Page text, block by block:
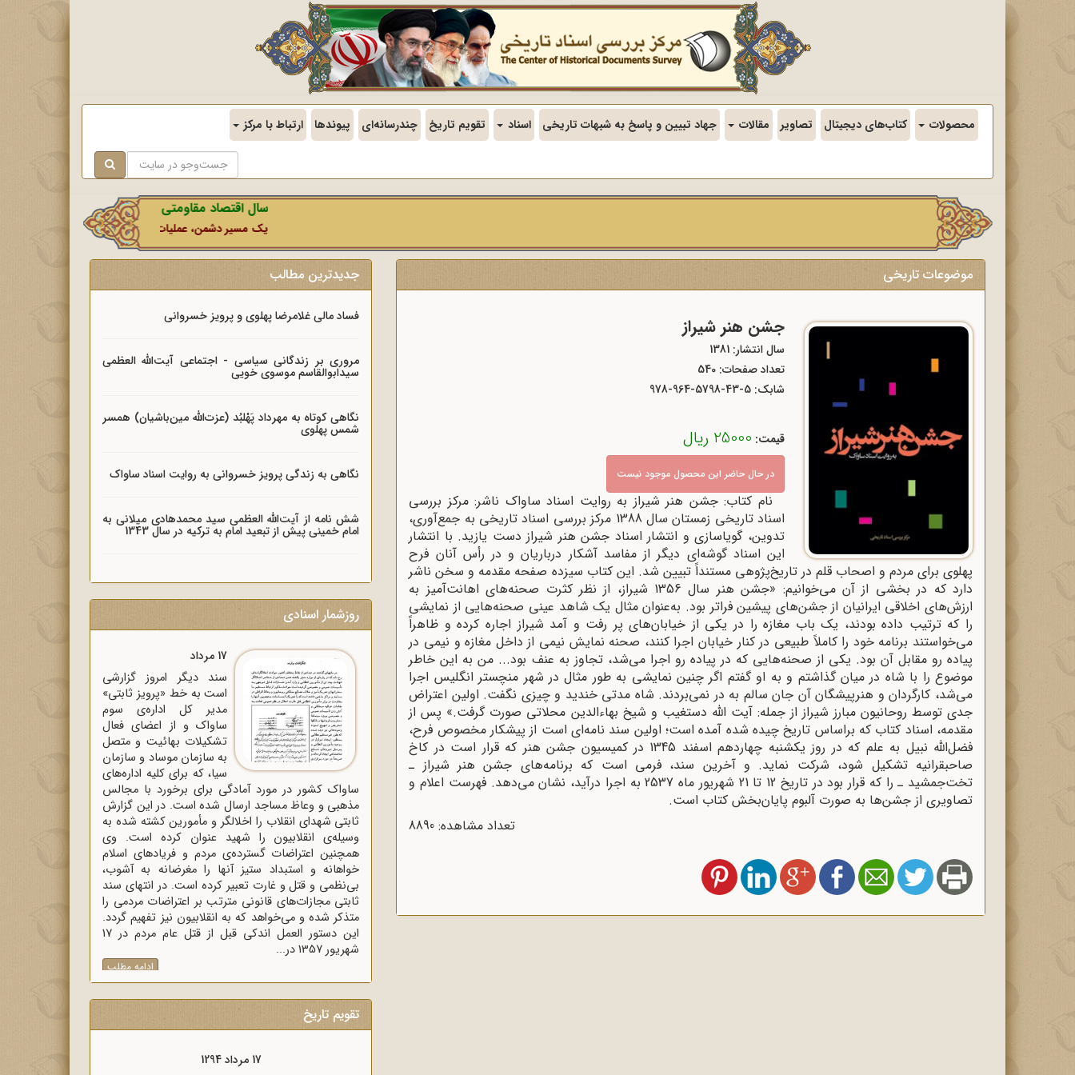
محصولات کتاب‌های دیجیتال تصاویر مقالات جهاد تبیین و پاسخ به شبهات تاریخی اسناد تقویم تاریخ چندرسانه‌ای پیوندها ارتباط با مرکز
سال اقتصاد مقاومتی در سایه وحدت ملی و امنیت
یک مسیر دشمن، عملیات رسانه‌ای او است که در این ایام
موضوعات تاریخی
جشن هنر شیراز
سال انتشار: 1381
تعداد صفحات: 540
شابک: 978-964-5798-43-5
قیمت: 25000 ریال
در حال حاضر این محصول موجود نیست
نام کتاب: جشن هنر شیراز به روایت اسناد ساواک ناشر: مرکز بررسی
اسناد تاریخی زمستان سال 1388 مرکز بررسی اسناد تاریخی به جمع‌آوری،
تدوین، گویاسازی و انتشار اسناد جشن هنر شیراز دست یازید. با انتشار
این اسناد گوشه‌ای دیگر از مفاسد آشکار درباریان و در رأس آنان فرح
پهلوی برای مردم و اصحاب قلم در تاریخ‌پژوهی مستنداً تبیین شد. این کتاب سیزده صفحه مقدمه و سخن ناشر
دارد که در بخشی از آن می‌خوانیم: «جشن هنر سال 1356 شیراز، از نظر کثرت صحنه‌های اهانت‌آمیز به
ارزش‌های اخلاقی ایرانیان از جشن‌های پیشین فراتر بود. به‌عنوان مثال یک شاهد عینی صحنه‌هایی از نمایشی
را که ترتیب داده بودند، یک باب مغازه را در یکی از خیابان‌های پر رفت و آمد شیراز اجاره کرده و ظاهراً
می‌خواستند برنامه خود را کاملاً طبیعی در کنار خیابان اجرا کنند، صحنه نمایش نیمی از داخل مغازه و نیمی در
پیاده ‌رو مقابل آن بود. یکی از صحنه‌هایی که در پیاده‌ رو اجرا می‌شد، تجاوز به عنف بود... من به این خاطر
موضوع را با شاه در میان گذاشتم و به او گفتم اگر چنین نمایشی به طور مثال در شهر منچستر انگلیس اجرا
می‌شد، کارگردان و هنرپیشگان آن جان سالم به در نمی‌بردند. شاه مدتی خندید و چیزی نگفت. اولین اعتراض
جدی توسط روحانیون مبارز شیراز از جمله: آیت ‌الله دستغیب و شیخ بهاءالدین محلاتی صورت گرفت.» پس از
مقدمه، اسناد کتاب که براساس تاریخ چیده شده آمده است؛ اولین سند نامه‌ای است از پیشکار مخصوص فرح،
فضل‌الله نبیل به علم که در روز یکشنبه چهاردهم اسفند 1345 در کمیسیون جشن هنر که قرار است در کاخ
صاحبقرانیه تشکیل شود، شرکت نماید. و آخرین سند، فرمی است که برنامه‌های جشن هنر شیراز ـ
تخت‌جمشید ـ را که قرار بود در تاریخ 12 تا 21 شهریور ماه 2537 به اجرا درآید، نشان می‌دهد. فهرست اعلام و
تصاویری از جشن‌ها به صورت آلبوم پایان‌بخش کتاب است.
تعداد مشاهده: 8890
جدیدترین مطالب
فساد مالی غلامرضا پهلوی و پرویز خسروانی
مروری بر زندگانی سیاسی - اجتماعی آیت‌الله العظمی
سیدابوالقاسم موسوی خویی
نگاهی کوتاه به مهرداد پَهْلبُد (عزت‌الله مین‌باشیان) همسر
شمس پهلوی
نگاهی به زندگی پرویز خسروانی به روایت اسناد ساواک
شش نامه از آیت‌الله العظمی سید محمدهادی میلانی به
امام خمینی پیش از تبعید امام به ترکیه در سال 1343
روزشمار اسنادی
17 مرداد
سند دیگر امروز گزارشی
است به خط «پرویز ثابتی»
مدیر کل اداره‌ی سوم
ساواک و از اعضای فعال
تشکیلات بهائیت و متصل
به سازمان موساد و سازمان
سیا، که برای کلیه اداره‌های
ساواک‌ کشور در مورد آمادگی برای برخورد با مجالس
مذهبی و وعاظ مساجد ارسال شده است. در این گزارش
ثابتی شهدای انقلاب را اخلالگر و مأمورین کشته شده به
وسیله‌ی انقلابیون را شهید عنوان کرده است. وی
همچنین اعتراضات گسترده‌ی مردم و فریادهای اسلام
خواهانه و استبداد ستیز آنها را مغرضانه به آشوب،
بی‌نظمی و قتل و غارت تعبیر کرده است. در انتهای سند
ثابتی مجازات‌های قانونی مترتب بر اعتراضات مردمی را
متذکر شده و می‌خواهد که به انقلابیون نیز تفهیم گردد.
این دستور العمل اندکی قبل از قتل عام مردم در 17
شهریور 1357 در...
ادامه مطلب
تقویم تاریخ
17 مرداد 1294